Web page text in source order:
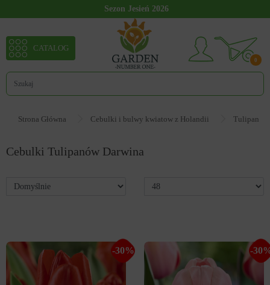
Sezon Jesień 2026
0
CATALOG
Strona Główna Cebulki i bulwy kwiatow z Holandii Tulipan
Cebulki Tulipanów Darwina
-30% -